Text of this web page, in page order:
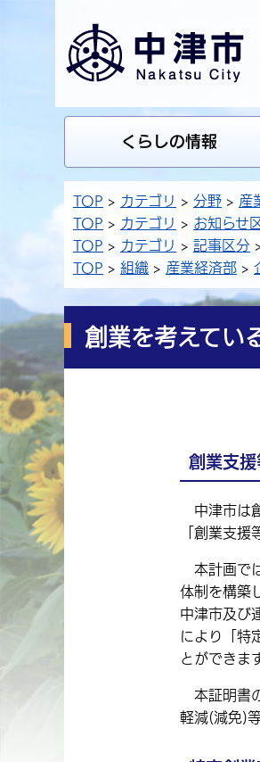
くらしの情報
TOP カテゴリ 分野 産
TOP
カテゴリ お知らせ
TOP
カテゴリ 記事区分
TOP
組織 産業経済部
創業を考えてい
創業支
中津市は
「創業支援
本計画で
体制を構築
中津市及び
により
「特
とができます
本証明書
軽減(減免)